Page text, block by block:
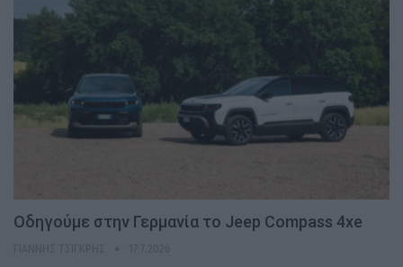
Οδηγούμε στην Γερμανία το Jeep Compass 4xe